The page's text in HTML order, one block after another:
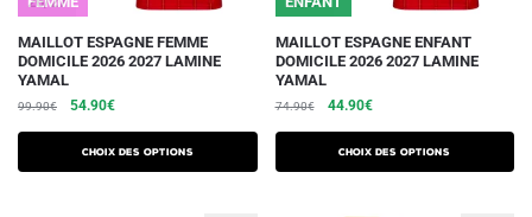
produit
produit
MAILLOT ESPAGNE FEMME
DOMICILE 2026 2027 LAMINE
YAMAL
99.90€
Le
initial
était :
54.90€Le
actuel
est :
Choix des options
Ce
produit
a
variations.
MAILLOT ESPAGNE ENFANT
DOMICILE 2026 2027 LAMINE
YAMAL
74.90€
Le
initial
était :
44.90€Le
actuel
est :
Choix des options
Ce
produit
a
variations.